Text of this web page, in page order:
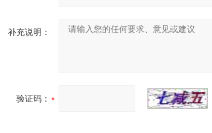
补充说明：
验证码：